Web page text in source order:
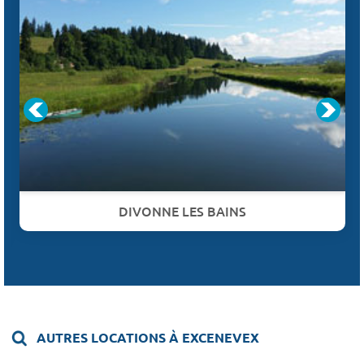
DIVONNE LES BAINS
AUTRES LOCATIONS À EXCENEVEX